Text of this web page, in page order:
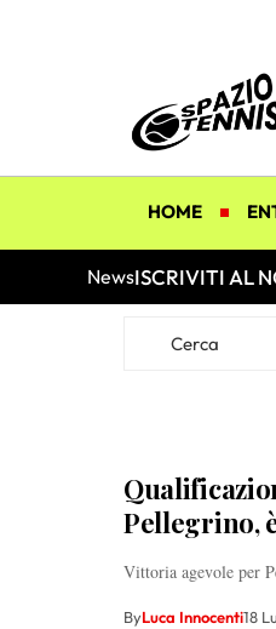
HOME
NewsISCRIVITI AL
Pellegrino,
Vittoria agevole per
ByLuca Innocenti18